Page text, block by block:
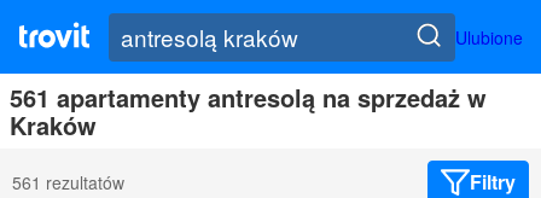
Ulubione
561 apartamenty antresolą na sprzedaż w
Kraków
561 rezultatów Filtry